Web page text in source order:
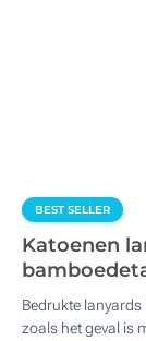
BEST SELLER
Katoenen
Bedrukte
zoals het geval is